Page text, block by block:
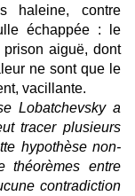
haleine, contre
échappée : le
aiguë, dont
ne sont que le
vacillante.
Lobatchevsky a
tracer plusieurs
hypothèse non-
entre
contradiction